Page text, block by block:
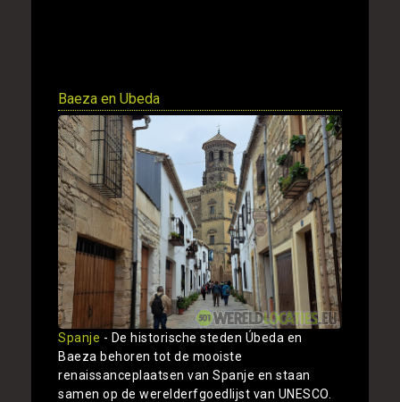
Baeza en Ubeda
Spanje - De historische steden Úbeda en
Baeza behoren tot de mooiste
renaissanceplaatsen van Spanje en staan
samen op de werelderfgoedlijst van UNESCO.